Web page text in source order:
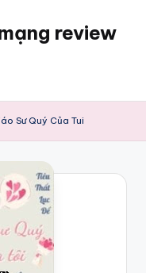
review
Sư Quý Của Tui